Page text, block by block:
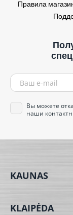
Правила
Вы можете
наши
KAUNAS
KLAIPĖDA